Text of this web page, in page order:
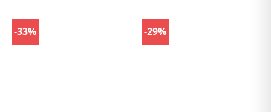
-33% -29%